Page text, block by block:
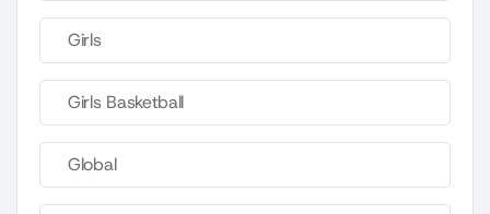
Girls
Girls Basketball
Global